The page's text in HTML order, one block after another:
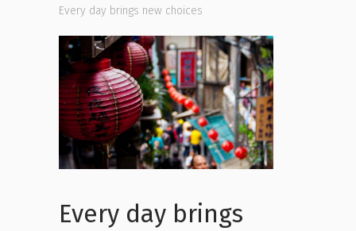
Every day brings new choices
Every day brings